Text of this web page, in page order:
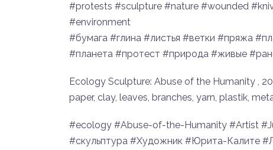
#protests #sculpture #nature #wounded
#environment
#бумага #глина #листья #ветки #пряжа
#планета #протест #природа #живые
Ecology Sculpture: Abuse of the Humanity ,
paper, clay, leaves, branches, yarn, plastik,
#ecology #Abuse-of-the-Humanity #Artist
#скульптура #Художник #Юрита-Калите